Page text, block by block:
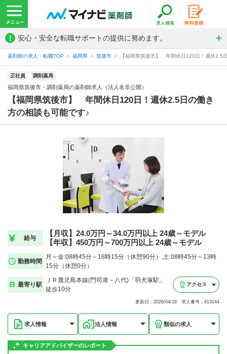
! 安心・安全な転職サポートの提供に努めます。
薬剤師の求人・転職TOP 福岡県 筑後市 【福岡県筑後市】 年間休日120日！週休2.5
正社員 調剤薬局
福岡県筑後市・調剤薬局の薬剤師求人（法人名非公開）
【福岡県筑後市】 年間休日120日！週休2.5日の働き
方の相談も可能です♪
給与
【月収】24.0万円～34.0万円以上 24歳～モデル
【年収】450万円～700万円以上 24歳～モデル
勤務時間
月～金:08時45分～18時15分（休憩90分）,土:08時45分～13時
15分（休憩0分）
最寄り駅
ＪＲ鹿児島本線(門司港－八代)「羽犬塚駅」
徒歩10分
アクセス
更新日：2026/04/16 求人番号：413144
求人情報 法人情報 類似の求人
キャリアアドバイザーのレポート